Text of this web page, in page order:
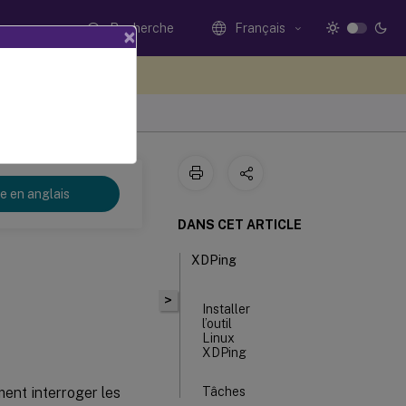
Recherche Français
en anglais
interroger les
>
DANS CET ARTICLE
XDPing
Installer
l’outil
Linux
XDPing
Tâches
×